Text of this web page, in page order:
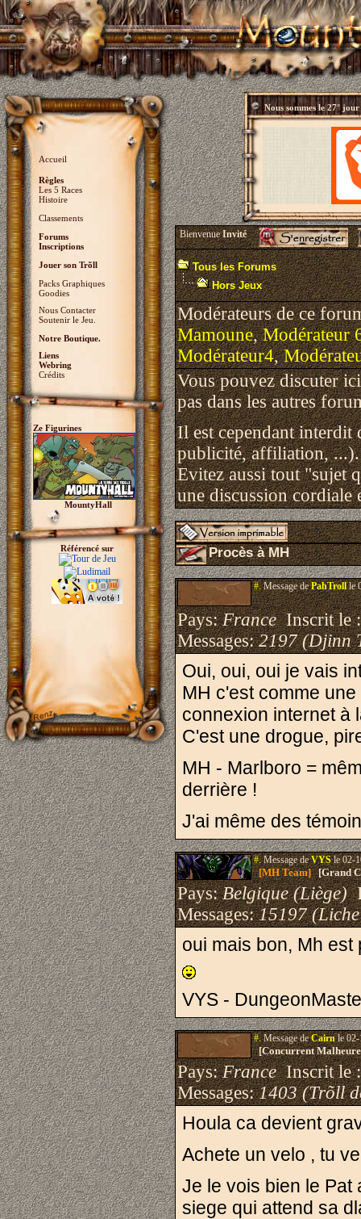
Accueil
Règles
Les 5 Races
Histoire
Classements
Forums
Inscriptions
Jouer son Trõll
Packs Graphiques
Goodies
Nous Contacter
Soutenir le Jeu.
Notre Boutique.
Liens
Webring
Crédits
Ze Figurines
MountyHall
Référencé sur
Nous sommes le27° jour
BienvenueInvité
Tous les Forums
Hors Jeux
Modérateurs de ce
Mamoune,Modérateur
Modérateur4,
Vous pouvez discuter
pas dans les autres
Il est cependant
publicité, affiliation, ...).
Evitez aussi tout "sujet
une discussion cordiale
Procès à MH
#.Message dePahTrollle
Pays:FranceInscrit le
Messages:2197 (Djinn
Oui, oui, oui je vais
MH c'est comme
connexion internet à
C'est une drogue,
MH - Marlboro =
derrière !
J'ai même des
#.Message deVYSle 02-
[MH Team][Grand
Pays:Belgique (Liège)
Messages:15197
oui mais bon, Mh
VYS -
#.Message deCairnle 02-
[Concurrent
Pays:FranceInscrit le
Messages:1403 (Trõll
Houla ca devient
Achete un velo , tu
Je le vois bien le Pat
siege qui attend sa